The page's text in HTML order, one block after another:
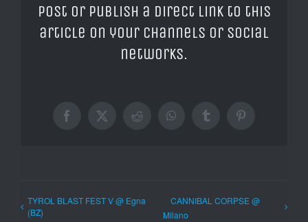
post or publish a direct link to this
article on your channels or social
networks.
Facebook
X RedditWhatsAppTumblrPinterest
TYROL BLAST FEST V @ Egna
(BZ)
CANNIBAL CORPSE @
Milano